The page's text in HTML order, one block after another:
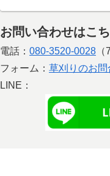
お問い合わせはこ
電話： 080-3520-0028
フォーム： 草刈りのお問
LINE：